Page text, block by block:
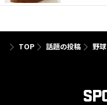
TOP 話題の投稿 野球